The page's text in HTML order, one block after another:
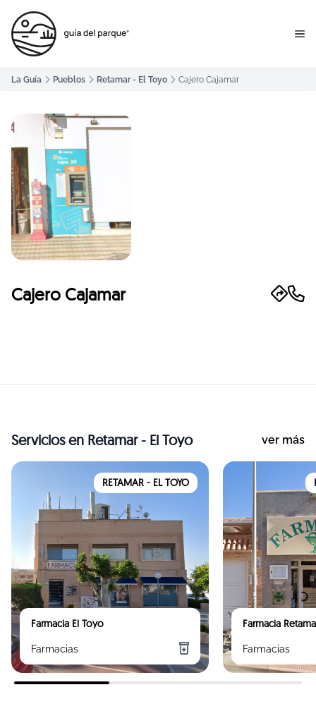
La Guía Pueblos Retamar - El Toyo Cajero Cajamar
Cajero Cajamar
Serviciosen Retamar - El Toyo ver más
RETAMAR - EL TOYO
Farmacia El Toyo
Farmacias
Farmacia
Farmacias